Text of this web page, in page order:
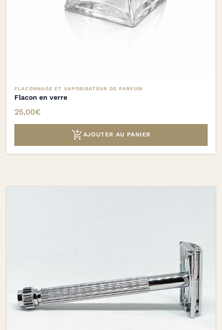
FLACONNAGE ET VAPORISATEUR DE PARFUM
Flacon en verre
25,00€
 AJOUTER AU PANIER